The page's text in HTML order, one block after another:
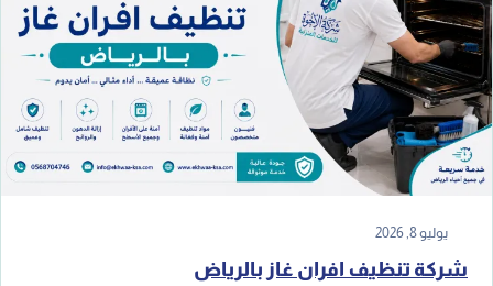
يوليو 8, 2026
شركة تنظيف افران غاز بالرياض